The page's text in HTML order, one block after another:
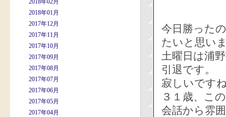
2018年02月
2018年01月
2017年12月
2017年11月
2017年10月
2017年09月
2017年08月
2017年07月
2017年06月
2017年05月
2017年04月
今日勝った
たいと思い
土曜日は浦
引退です。
寂しいです
３１歳、こ
会話から雰